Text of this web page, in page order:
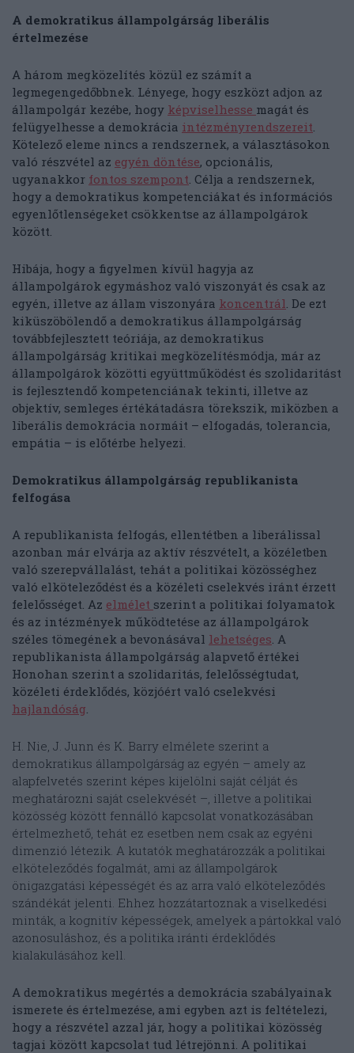
A demokratikus állampolgárság liberális
értelmezése
A három megközelítés közül ez számít a
legmegengedőbbnek. Lényege, hogy eszközt adjon az
állampolgár kezébe, hogy képviselhesse magát és
felügyelhesse a demokrácia intézményrendszereit.
Kötelező eleme nincs a rendszernek, a választásokon
való részvétel az egyén döntése, opcionális,
ugyanakkor fontos szempont. Célja a rendszernek,
hogy a demokratikus kompetenciákat és információs
egyenlőtlenségeket csökkentse az állampolgárok
között.
Hibája, hogy a figyelmen kívül hagyja az
állampolgárok egymáshoz való viszonyát és csak az
egyén, illetve az állam viszonyára koncentrál. De ezt
kiküszöbölendő a demokratikus állampolgárság
továbbfejlesztett teóriája, az demokratikus
állampolgárság kritikai megközelítésmódja, már az
állampolgárok közötti együttműködést és szolidaritást
is fejlesztendő kompetenciának tekinti, illetve az
objektív, semleges értékátadásra törekszik, miközben a
liberális demokrácia normáit – elfogadás, tolerancia,
empátia – is előtérbe helyezi.
Demokratikus állampolgárság republikanista
felfogása
A republikanista felfogás, ellentétben a liberálissal
azonban már elvárja az aktív részvételt, a közéletben
való szerepvállalást, tehát a politikai közösséghez
való elköteleződést és a közéleti cselekvés iránt érzett
felelősséget. Az elmélet szerint a politikai folyamatok
és az intézmények működtetése az állampolgárok
széles tömegének a bevonásával lehetséges. A
republikanista állampolgárság alapvető értékei
Honohan szerint a szolidaritás, felelősségtudat,
közéleti érdeklődés, közjóért való cselekvési
hajlandóság.
H. Nie, J. Junn és K. Barry elmélete szerint a
demokratikus állampolgárság az egyén – amely az
alapfelvetés szerint képes kijelölni saját célját és
meghatározni saját cselekvését –, illetve a politikai
közösség között fennálló kapcsolat vonatkozásában
értelmezhető, tehát ez esetben nem csak az egyéni
dimenzió létezik. A kutatók meghatározzák a politikai
elköteleződés fogalmát, ami az állampolgárok
önigazgatási képességét és az arra való elköteleződés
szándékát jelenti. Ehhez hozzátartoznak a viselkedési
minták, a kognitív képességek, amelyek a pártokkal való
azonosuláshoz, és a politika iránti érdeklődés
kialakulásához kell.
A demokratikus megértés a demokrácia szabályainak
ismerete és értelmezése, ami egyben azt is feltételezi,
hogy a részvétel azzal jár, hogy a politikai közösség
tagjai között kapcsolat tud létrejönni. A politikai